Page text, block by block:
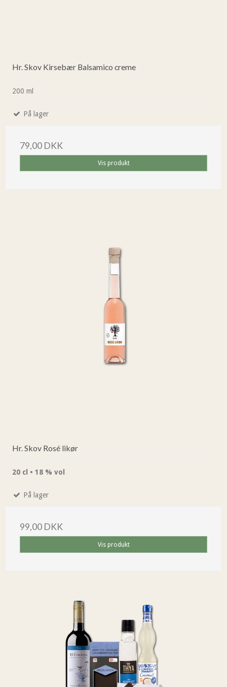
Hr. Skov Kirsebær Balsamico creme
200 ml
På lager
79,00 DKK
Vis produkt
Hr. Skov Rosé likør
20 cl • 18 % vol
På lager
99,00 DKK
Vis produkt